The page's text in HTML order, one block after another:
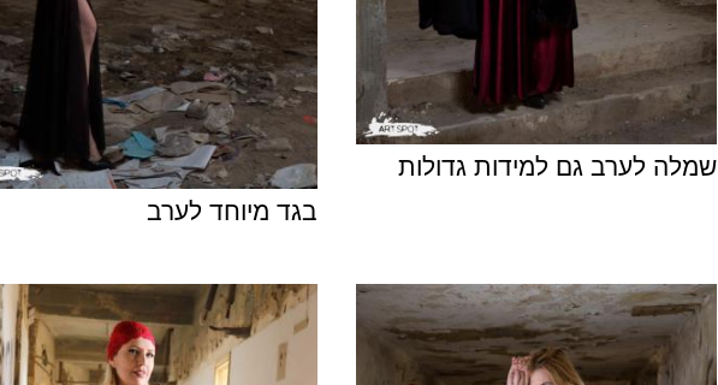
שמלה לערב גם למידות גדולות
בגד מיוחד לערב